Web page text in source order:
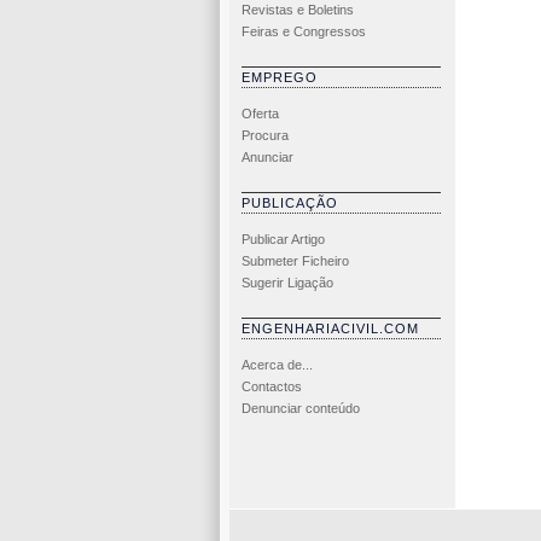
Revistas e Boletins
Feiras e Congressos
EMPREGO
Oferta
Procura
Anunciar
PUBLICAÇÃO
Publicar Artigo
Submeter Ficheiro
Sugerir Ligação
ENGENHARIACIVIL.COM
Acerca de...
Contactos
Denunciar conteúdo